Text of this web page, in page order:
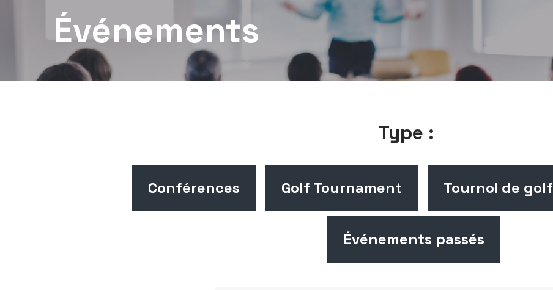
Événements
Type :
Conférences Golf Tournament Tournoi de golf
Événements passés